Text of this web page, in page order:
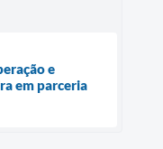
e
em parceria